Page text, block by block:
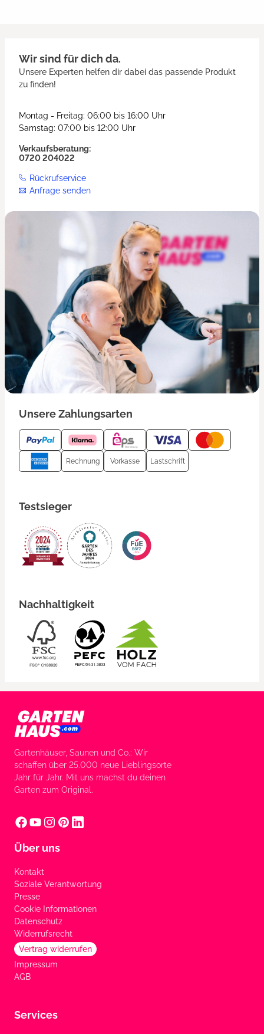
Wir sind für dich da.
Unsere Experten helfen dir dabei das passende Produkt
zu finden!
Montag - Freitag: 06:00 bis 16:00 Uhr
Samstag: 07:00 bis 12:00 Uhr
Verkaufsberatung:
0720 204022
Rückrufservice
Anfrage senden
Unsere Zahlungsarten
Rechnung Vorkasse Lastschrift
Testsieger
Nachhaltigkeit
Gartenhäuser, Saunen und Co.: Wir
schaffen über 25.000 neue Lieblingsorte
Jahr für Jahr. Mit uns machst du deinen
Garten zum Original.
Über uns
Kontakt
Soziale Verantwortung
Presse
Cookie Informationen
Datenschutz
Widerrufsrecht
Vertrag widerrufen
Impressum
AGB
Services